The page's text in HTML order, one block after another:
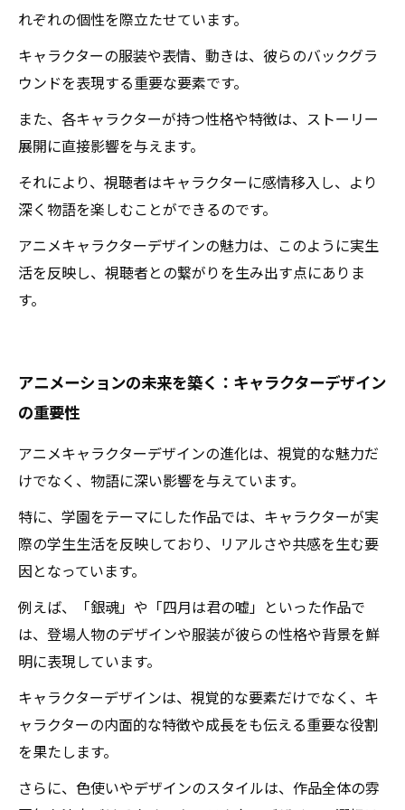
れぞれの個性を際立たせています。
キャラクターの服装や表情、動きは、彼らのバックグラ
ウンドを表現する重要な要素です。
また、各キャラクターが持つ性格や特徴は、ストーリー
展開に直接影響を与えます。
それにより、視聴者はキャラクターに感情移入し、より
深く物語を楽しむことができるのです。
アニメキャラクターデザインの魅力は、このように実生
活を反映し、視聴者との繋がりを生み出す点にありま
す。
アニメーションの未来を築く：キャラクターデザイン
の重要性
アニメキャラクターデザインの進化は、視覚的な魅力だ
けでなく、物語に深い影響を与えています。
特に、学園をテーマにした作品では、キャラクターが実
際の学生生活を反映しており、リアルさや共感を生む要
因となっています。
例えば、「銀魂」や「四月は君の嘘」といった作品で
は、登場人物のデザインや服装が彼らの性格や背景を鮮
明に表現しています。
キャラクターデザインは、視覚的な要素だけでなく、キ
ャラクターの内面的な特徴や成長をも伝える重要な役割
を果たします。
さらに、色使いやデザインのスタイルは、作品全体の雰